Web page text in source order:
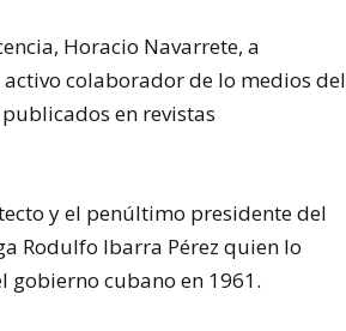
Horacio Navarrete, a
colaborador de lo medios del
en revistas
y el penúltimo presidente del
Rodulfo Ibarra Pérez quien lo
gobierno cubano en 1961.